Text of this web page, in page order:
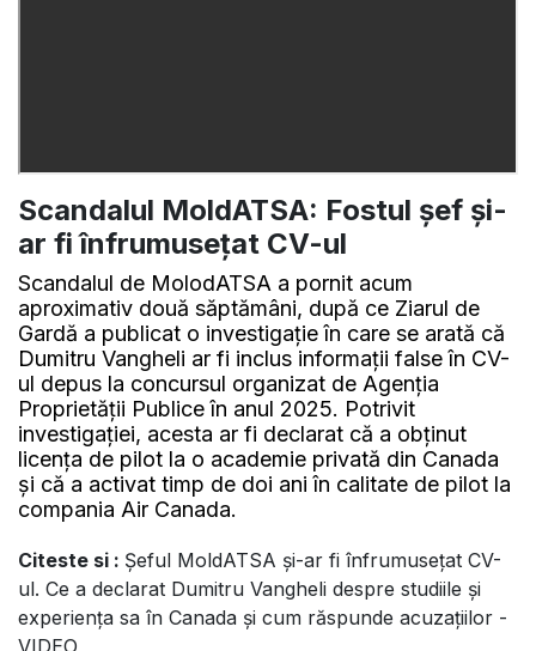
Scandalul MoldATSA: Fostul șef și-
ar fi înfrumusețat CV-ul
Scandalul de MolodATSA a pornit acum
aproximativ două săptămâni, după ce Ziarul de
Gardă a publicat o investigație în care se arată că
Dumitru Vangheli ar fi inclus informații false în CV-
ul depus la concursul organizat de Agenția
Proprietății Publice în anul 2025. Potrivit
investigației, acesta ar fi declarat că a obținut
licența de pilot la o academie privată din Canada
și că a activat timp de doi ani în calitate de pilot la
compania Air Canada.
Citeste si : Șeful MoldATSA și-ar fi înfrumusețat CV-
ul. Ce a declarat Dumitru Vangheli despre studiile și
experiența sa în Canada și cum răspunde acuzațiilor -